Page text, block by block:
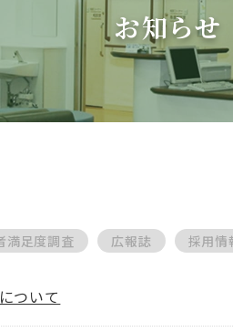
お知らせ
満足度調査 広報誌 採用情
ついて